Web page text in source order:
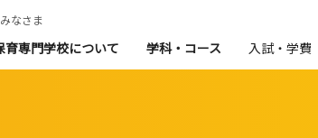
なさま
育専門学校について 学科・コース 入試・学費